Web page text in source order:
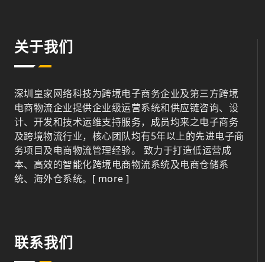
关于我们
深圳皇家网络科技为跨境电子商务企业及第三方跨境
电商物流企业提供企业级运营系统和供应链咨询、设
计、开发和技术运维支持服务，成员均来之电子商务
及跨境物流行业，核心团队均有5年以上的先进电子商
务项目及电商物流管理经验。 致力于打造低运营成
本、高效的智能化跨境电商物流系统及电商仓储系
统、海外仓系统。 [ more ]
联系我们